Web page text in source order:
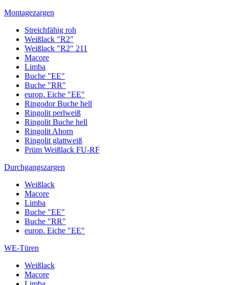
Montagezargen
Streichfähig roh
Weißlack "R2"
Weißlack "R2" 211
Macore
Limba
Buche "EE"
Buche "RR"
europ. Eiche "EE"
Ringodor Buche hell
Ringolit perlweiß
Ringolit Buche hell
Ringolit Ahorn
Ringolit glattweiß
Prüm Weißlack FU-RF
Durchgangszargen
Weißlack
Macore
Limba
Buche "EE"
Buche "RR"
europ. Eiche "EE"
WE-Türen
Weißlack
Macore